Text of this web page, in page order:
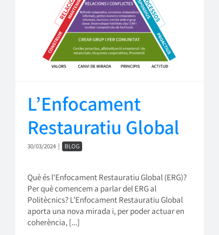
L’Enfocament
Restauratiu Global
30/03/2024 | BLOG
Què és l'Enfocament Restauratiu Global (ERG)?
Per què comencem a parlar del ERG al
Politècnics? L’Enfocament Restauratiu Global
aporta una nova mirada i, per poder actuar en
coherència, [...]